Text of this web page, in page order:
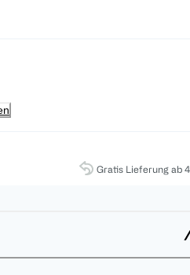
Gratis Lieferung ab